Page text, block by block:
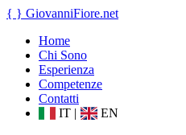
{ } GiovanniFiore.net
Home
Chi Sono
Esperienza
Competenze
Contatti
IT | EN